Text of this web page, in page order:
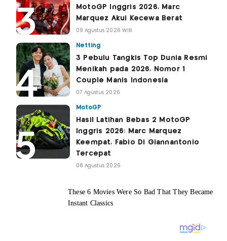
MotoGP Inggris 2026, Marc
Marquez Akui Kecewa Berat
09 Agustus 2026 WIB
Netting
3 Pebulu Tangkis Top Dunia Resmi
Menikah pada 2026, Nomor 1
Couple Manis Indonesia
07 Agustus 2026
MotoGP
Hasil Latihan Bebas 2 MotoGP
Inggris 2026: Marc Marquez
Keempat, Fabio Di Giannantonio
Tercepat
08 Agustus 2026